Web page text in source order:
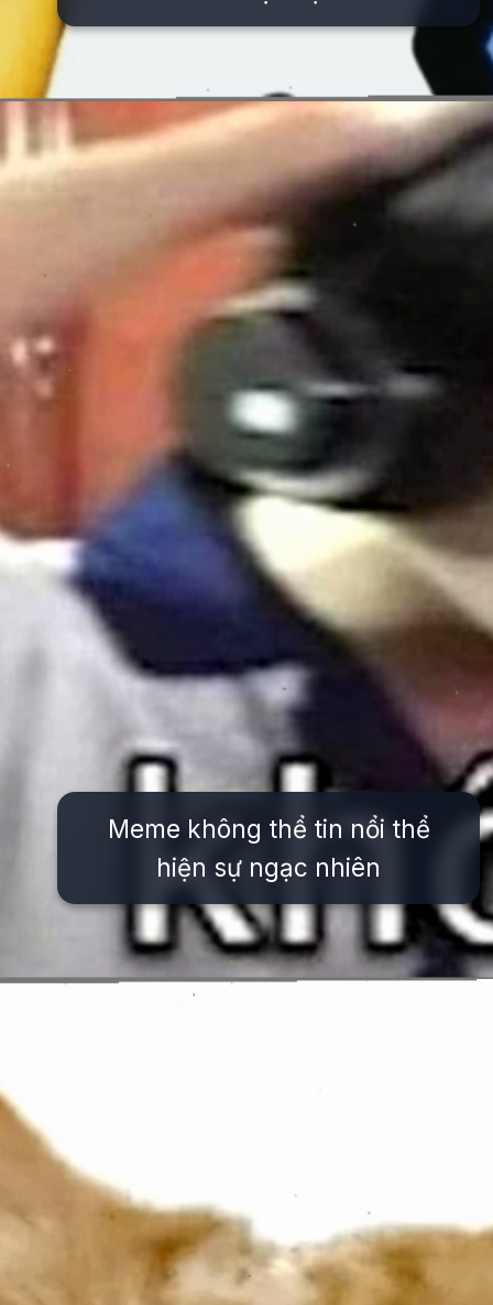
Đang mởhttps://issiloo.edu.vn/khong-meme
Meme không thể tin nổi thể
hiện sự ngạc nhiên